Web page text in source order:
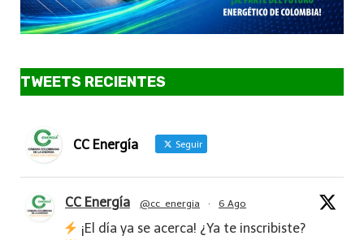
TWEETS RECIENTES
CC Energía Seguir
CC Energía @cc_energia · 6 Ago
¡El día ya se acerca! ¿Ya te inscribiste?